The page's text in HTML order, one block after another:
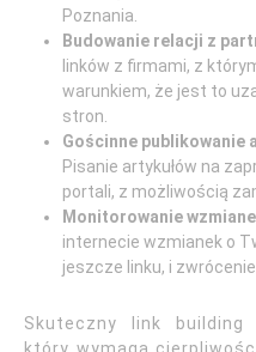
Poznania.
Budowanie relacji z
linków z firmami, z
warunkiem, że jest to
stron.
Gościnne publikowanie
Pisanie artykułów na
portali, z możliwością
Monitorowanie
internecie wzmianek o
jeszcze linku, i
Skuteczny link building